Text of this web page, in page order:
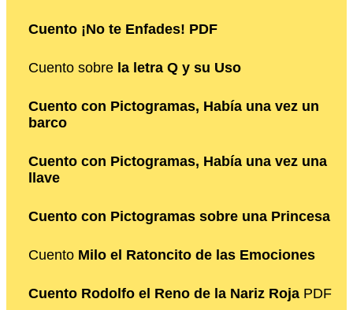
Cuento ¡No te Enfades! PDF
Cuento sobre la letra Q y su Uso
Cuento con Pictogramas, Había una vez un
barco
Cuento con Pictogramas, Había una vez una
llave
Cuento con Pictogramas sobre una Princesa
Cuento Milo el Ratoncito de las Emociones
Cuento Rodolfo el Reno de la Nariz Roja PDF